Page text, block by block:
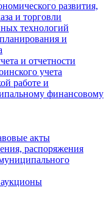
развития,
и торговли
технологий
и
и отчетности
учета
работе и
финансовому
акты
распоряжения